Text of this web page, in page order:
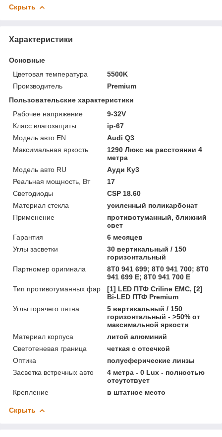
Скрыть
Характеристики
Основные
Цветовая температура
5500K
Производитель
Premium
Пользовательские характеристики
Рабочее напряжение
9-32V
Класс влагозащиты
ip-67
Модель авто EN
Audi Q3
Максимальная яркость
1290 Люкс на расстоянии 4
метра
Модель авто RU
Ауди Ку3
Реальная мощность, Вт
17
Светодиоды
CSP 18.60
Материал стекла
усиленный поликарбонат
Применение
противотуманный, ближний
свет
Гарантия
6 месяцев
Углы засветки
30 вертикальный / 150
горизонтальный
Партномер оригинала
8T0 941 699; 8T0 941 700; 8T0
941 699 E; 8T0 941 700 E
Тип противотуманных фар
[1] LED ПТФ Crilinе EMC, [2]
Bi-LED ПТФ Premium
Углы горячего пятна
5 вертикальный / 150
горизонтальный - >50% от
максимальной яркости
Материал корпуса
литой алюминий
Светотеневая граница
четкая с отсечкой
Оптика
полусферические линзы
Засветка встречных авто
4 метра - 0 Lux - полностью
отсутствует
Крепление
в штатное место
Скрыть